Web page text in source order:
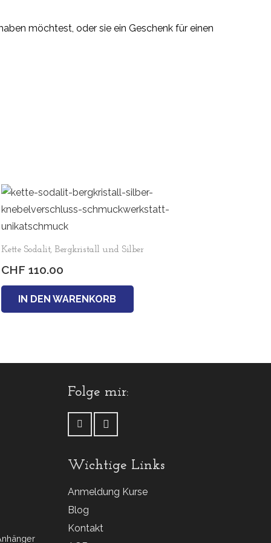
möchtest, oder sie ein Geschenk für einen
Kette Sodalit, Bergkristall und Silber
CHF 110.00
IN DEN WARENKORB
Folge mir:
Wichtige Links
Anmeldung Kurse
Blog
Kontakt